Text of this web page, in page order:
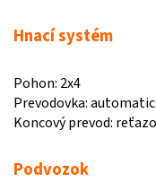
Hnací systém
Pohon: 2x4
Prevodovka:
Koncový prevod:
Podvozok